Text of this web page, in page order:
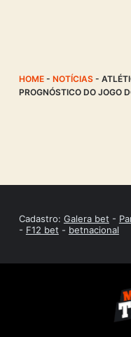
HOME- NOTÍCIAS-
PROGNÓSTICO DO JOGO
Cadastro: Galera bet -
- F12 bet - betnacional